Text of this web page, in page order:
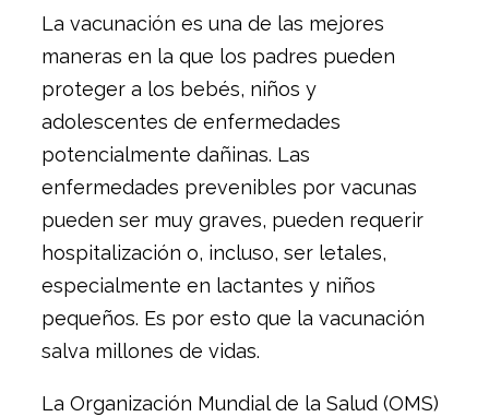
La vacunación es una de las mejores
maneras en la que los padres pueden
proteger a los bebés, niños y
adolescentes de enfermedades
potencialmente dañinas. Las
enfermedades prevenibles por vacunas
pueden ser muy graves, pueden requerir
hospitalización o, incluso, ser letales,
especialmente en lactantes y niños
pequeños. Es por esto que la vacunación
salva millones de vidas.
La Organización Mundial de la Salud (OMS)